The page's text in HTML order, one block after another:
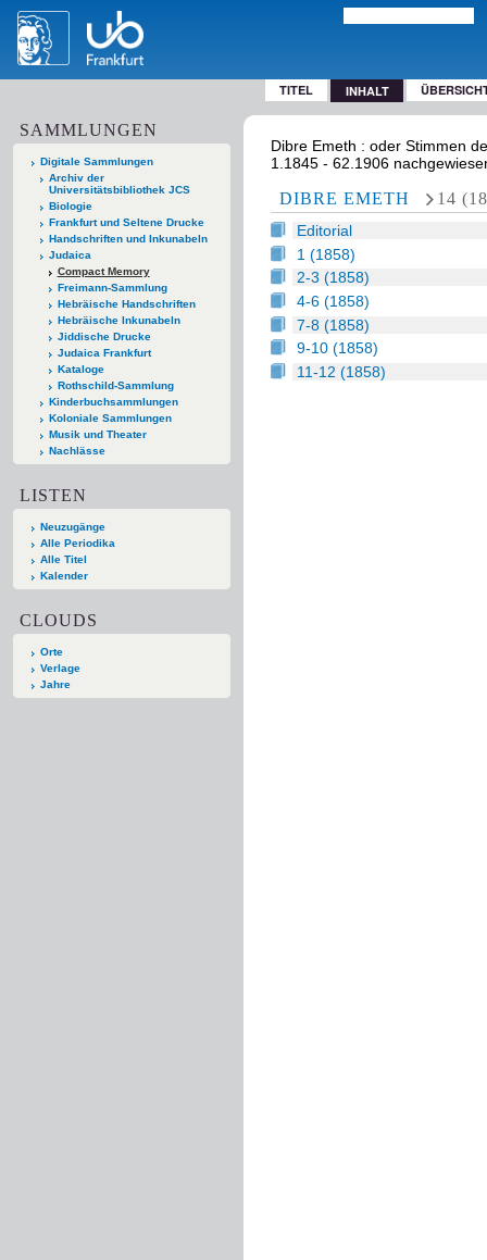
TITEL INHALT
SAMMLUNGEN
Digitale Sammlungen
Archiv der
Universitätsbibliothek JCS
Biologie
Frankfurt und Seltene Drucke
Handschriften und Inkunabeln
Judaica
Compact Memory
Freimann-Sammlung
Hebräische Handschriften
Hebräische Inkunabeln
Jiddische Drucke
Judaica Frankfurt
Kataloge
Rothschild-Sammlung
Kinderbuchsammlungen
Koloniale Sammlungen
Musik und Theater
Nachlässe
LISTEN
Neuzugänge
Alle Periodika
Alle Titel
Kalender
CLOUDS
Orte
Verlage
Jahre
Dibre Emeth : oder Stimmen
1.1845 - 62.1906
DIBRE EMETH 14
Editorial
1 (1858)
2-3 (1858)
4-6 (1858)
7-8 (1858)
9-10 (1858)
11-12 (1858)